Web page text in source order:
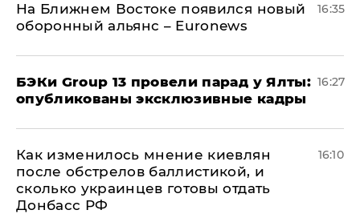
На Ближнем Востоке появился новый
оборонный альянс – Euronews
16:35
​БЭКи Group 13 провели парад у Ялты:
опубликованы эксклюзивные кадры
16:27
Как изменилось мнение киевлян
после обстрелов баллистикой, и
сколько украинцев готовы отдать
Донбасс РФ
16:10